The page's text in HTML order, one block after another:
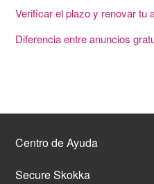
Verificar el plazo y renovar tu
Diferencia entre anuncios
Centro de Ayuda
Secure Skokka